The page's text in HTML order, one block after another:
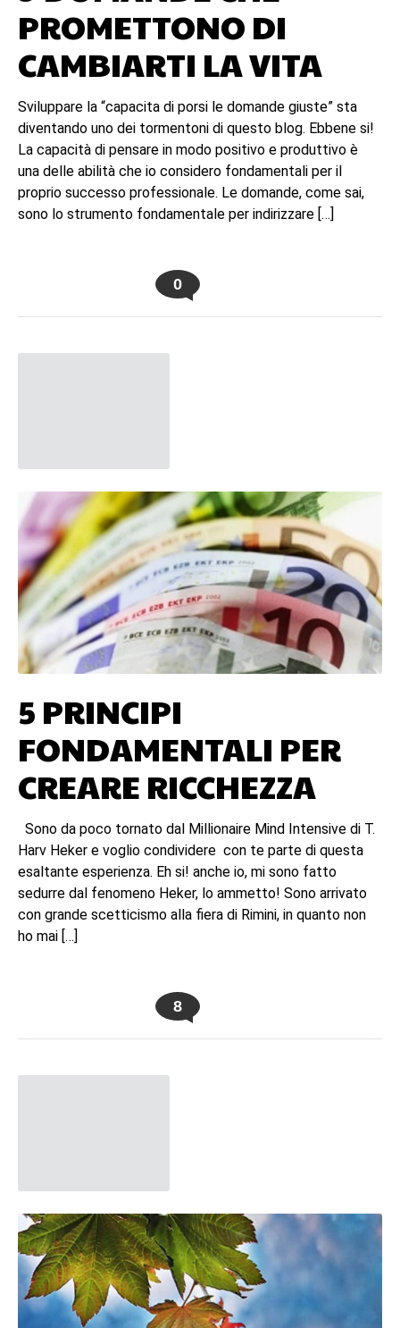
PROMETTONO DI
CAMBIARTI LA VITA
Sviluppare la “capacita di porsi le domande giuste” sta
diventando uno dei tormentoni di questo blog. Ebbene si!
La capacità di pensare in modo positivo e produttivo è
una delle abilità che io considero fondamentali per il
proprio successo professionale. Le domande, come sai,
sono lo strumento fondamentale per indirizzare […]
0
5 PRINCIPI
FONDAMENTALI PER
CREARE RICCHEZZA
Sono da poco tornato dal Millionaire Mind Intensive di T.
Harv Heker e voglio condividere con te parte di questa
esaltante esperienza. Eh si! anche io, mi sono fatto
sedurre dal fenomeno Heker, lo ammetto! Sono arrivato
con grande scetticismo alla fiera di Rimini, in quanto non
ho mai […]
8